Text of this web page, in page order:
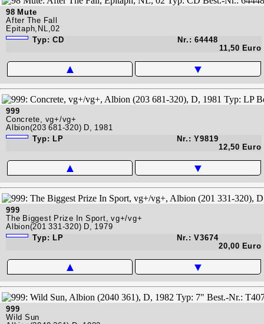
98 Mute
After The Fall
Epitaph,NL,02
Typ: CD
Nr.: 64448
11,50 Euro
▲ ▼
999
Concrete, vg+/vg+
Albion(203 681-320) D, 1981
Typ: LP
Nr.: Y9819
12,50 Euro
▲ ▼
999
The Biggest Prize In Sport, vg+/vg+
Albion(201 331-320) D, 1979
Typ: LP
Nr.: V3674
20,00 Euro
▲ ▼
999
Wild Sun